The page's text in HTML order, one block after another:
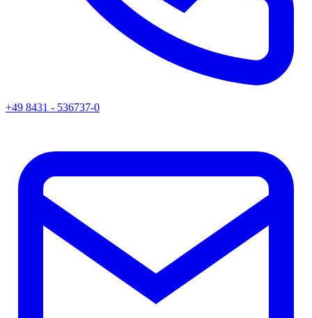
+49 8431 - 536737-0